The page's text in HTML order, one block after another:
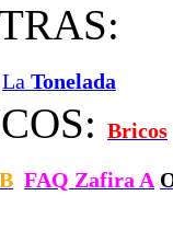
La Tonelada
Bricos
FAQ Zafira A